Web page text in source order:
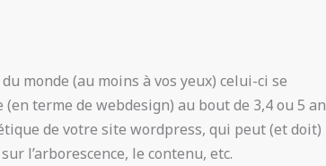
monde (au moins à vos yeux) celui-ci se
terme de webdesign) au bout de 3,4 ou 5
de votre site wordpress, qui peut (et doit)
l’arborescence, le contenu, etc.